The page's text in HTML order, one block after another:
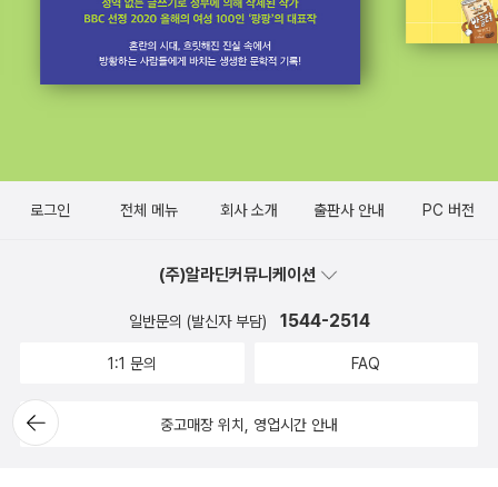
뒤로가
기
로그인 전체 메뉴 회사 소개 출판사 안내 PC 버전
(주)알라딘커뮤니케이션
일반문의 (발신자 부담) 1544-2514
1:1 문의 FAQ
중고매장 위치, 영업시간 안내